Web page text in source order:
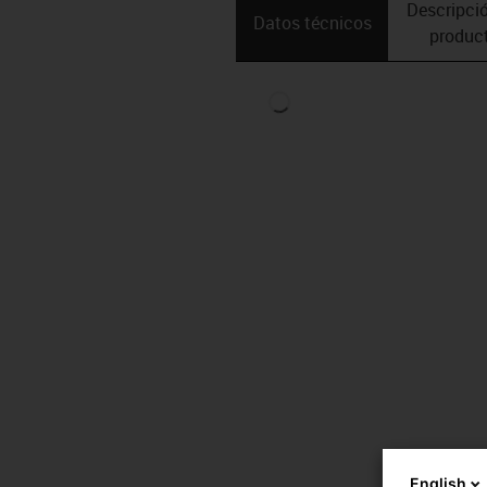
Datos técnicos
English